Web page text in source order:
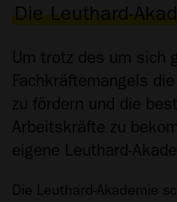
Die Leuthard-
Um trotz des um sich
Fachkräftemangels
zu fördern und die
Arbeitskräfte zu
eigene Leuthard-
Die Leuthard-Akademie